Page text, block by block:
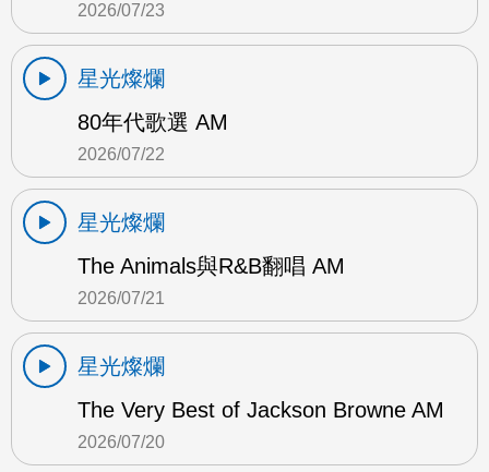
2026/07/23
星光燦爛
80年代歌選 AM
2026/07/22
星光燦爛
The Animals與R&B翻唱 AM
2026/07/21
星光燦爛
The Very Best of Jackson Browne AM
2026/07/20